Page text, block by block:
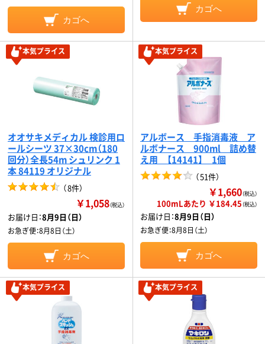
カゴへ
カゴへ
本気プライス
オオサキメディカル 検診用ロ
ールシーツ 37×30cm（180
回分）全長54m シュリンク 1
本 84119 オリジナル
（8件）
￥1,058（税込）
お届け日：8月9日（日）
お急ぎ便：8月8日（土）
カゴへ
本気プライス
アルボース 手指消毒液 ア
ルボナース 900ml 詰め替
え用 【14141】 1個
（51件）
￥1,660（税込）
100mLあたり ￥184.45（税込）
お届け日：8月9日（日）
お急ぎ便：8月8日（土）
カゴへ
本気プライス 本気プライス